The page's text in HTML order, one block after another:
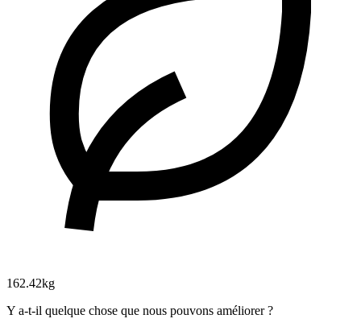
162.42kg
Y a-t-il quelque chose que nous pouvons améliorer ?